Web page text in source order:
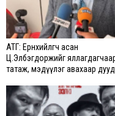
АТГ: Ерөнхийлөгч асан
Ц.Элбэгдоржийг
татаж, мэдүүлэг авахаар